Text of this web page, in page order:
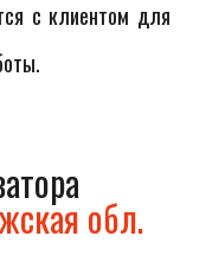
с клиентом для
обл.